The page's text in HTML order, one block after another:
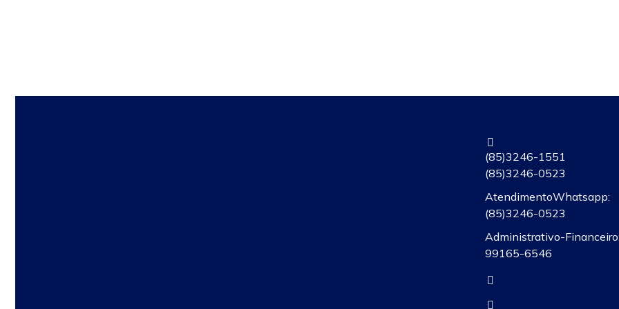
(85) 3246-1551
(85) 3246-0523
Atendimento Whatsapp:
(85)3246-0523
Administrativo-
99165-6546